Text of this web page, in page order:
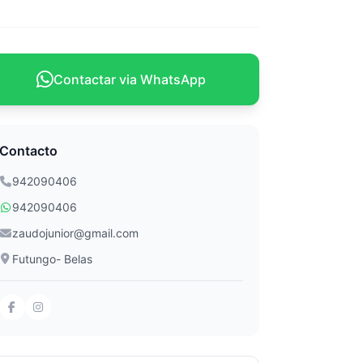
Contactar via WhatsApp
942090406
942090406
zaudojunior@gmail.com
Futungo- Belas